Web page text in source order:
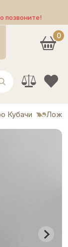
позвоните!
0
Кубачи